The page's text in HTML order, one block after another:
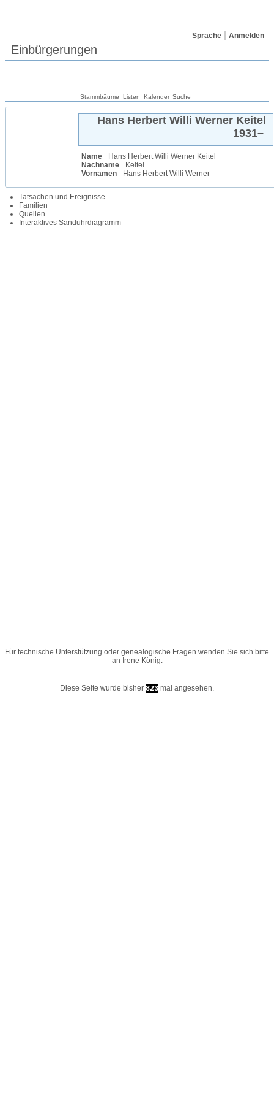
Sprache Anmelden
Einbürgerungen
Stammbäume Listen Kalender Suche
Hans Herbert Willi Werner Keitel
1931–
Name Hans Herbert Willi Werner Keitel
Nachname
Keitel
Vornamen
Hans Herbert Willi Werner
Tatsachen und Ereignisse
Familien
Quellen
Interaktives Sanduhrdiagramm
Für technische Unterstützung oder genealogische Fragen wenden Sie sich bitte
an Irene König.
Diese Seite wurde bisher 823 mal angesehen.